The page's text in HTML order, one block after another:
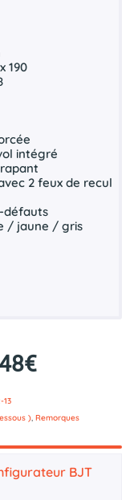
190
intégré
2 feux de recul
défauts
/ jaune / gris
13
), Remorques
BJT